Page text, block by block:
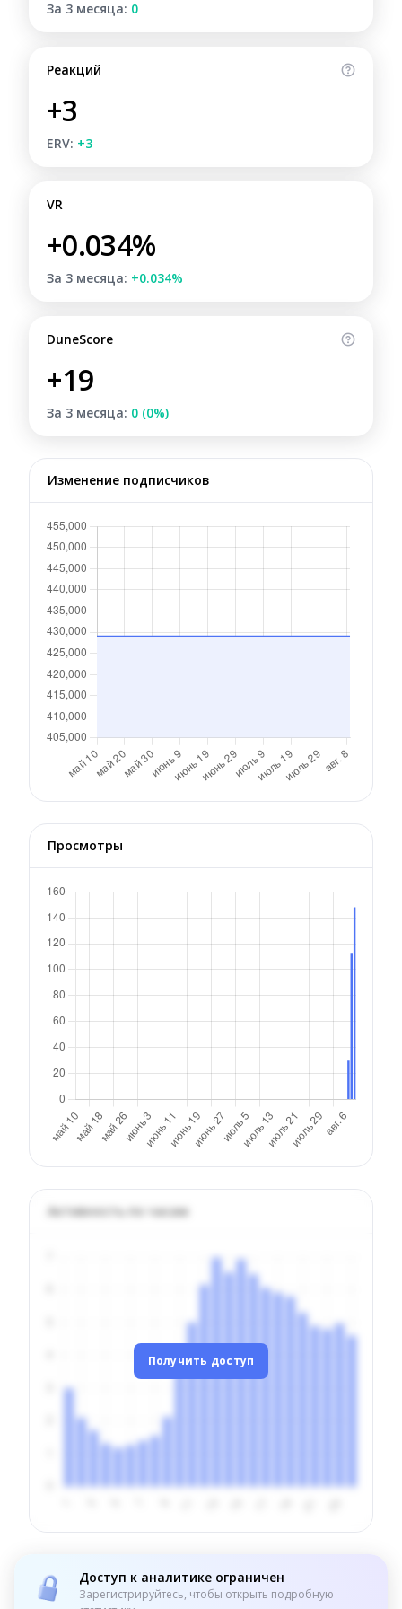
За 3 месяца: 0
Реакций
+3
ERV: +3
VR
+0.034%
За 3 месяца: +0.034%
DuneScore
+19
За 3 месяца: 0 (0%)
Изменение подписчиков
Просмотры
Активность по часам
Получить доступ
Доступ к аналитике ограничен
Зарегистрируйтесь, чтобы открыть подробную